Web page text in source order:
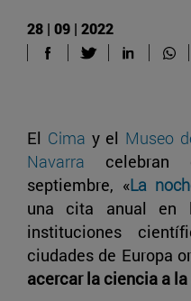
28 | 09 | 2022
El Cima y el Museo
Navarra celebran
septiembre, «La
una cita anual en
instituciones
ciudades de Europa
acercar la ciencia a